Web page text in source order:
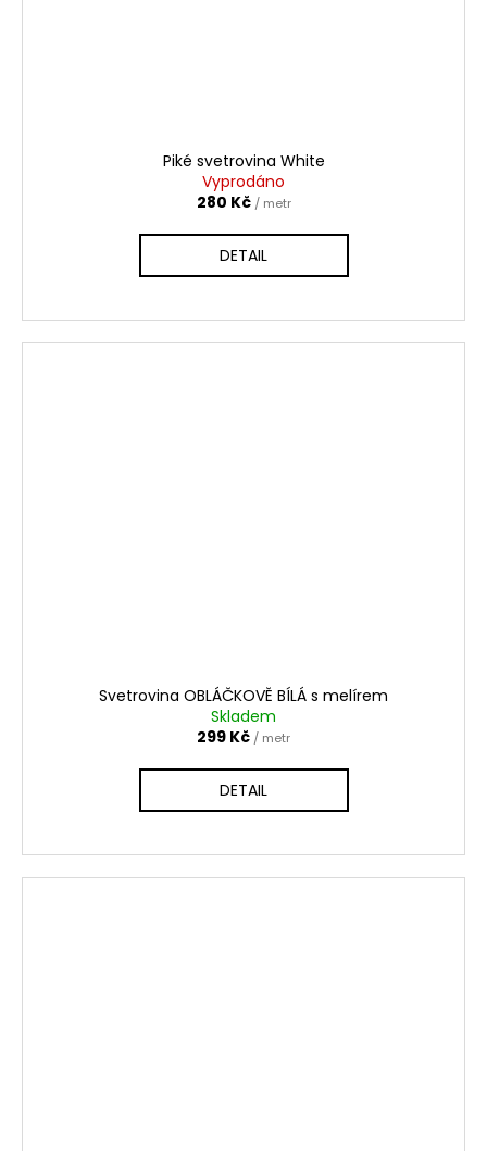
Piké svetrovina White
Vyprodáno
280 Kč / metr
DETAIL
Svetrovina OBLÁČKOVĚ BÍLÁ s melírem
Skladem
299 Kč / metr
DETAIL